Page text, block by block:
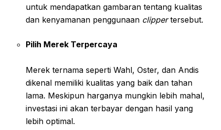
untuk mendapatkan gambaran tentang kualitas
dan kenyamanan penggunaan clippertersebut.
Pilih Merek Terpercaya
Merek ternama seperti Wahl, Oster, dan Andis
dikenal memiliki kualitas yang baik dan tahan
lama. Meskipun harganya mungkin lebih mahal,
investasi ini akan terbayar dengan hasil yang
lebih optimal.